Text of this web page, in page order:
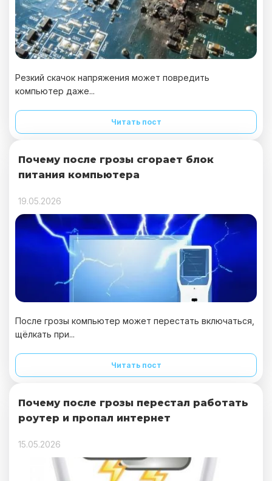
Резкий скачок напряжения может повредить
компьютер даже...
Читать пост
Почему после грозы сгорает блок
питания компьютера
19.05.2026
После грозы компьютер может перестать включаться,
щёлкать при...
Читать пост
Почему после грозы перестал работать
роутер и пропал интернет
15.05.2026